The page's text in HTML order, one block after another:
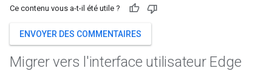
Ce contenu vous a-t-il été utile ?
ENVOYER DES COMMENTAIRES
Migrer vers l'interface utilisateur Edge